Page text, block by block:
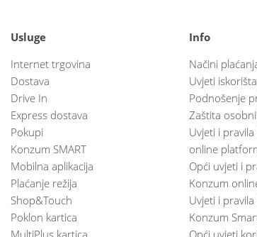
Usluge
Internet trgovina
Dostava
Drive In
Express dostava
Pokupi
Konzum SMART
Mobilna aplikacija
Plaćanje režija
Shop&Touch
Poklon kartica
MultiPlus kartica
Info
Načini
Uvjeti
Podnošenje
Zaštita
Uvjeti i
online
Opći uvjeti i
Konzum
Uvjeti i
Konzum
Opći uvjeti